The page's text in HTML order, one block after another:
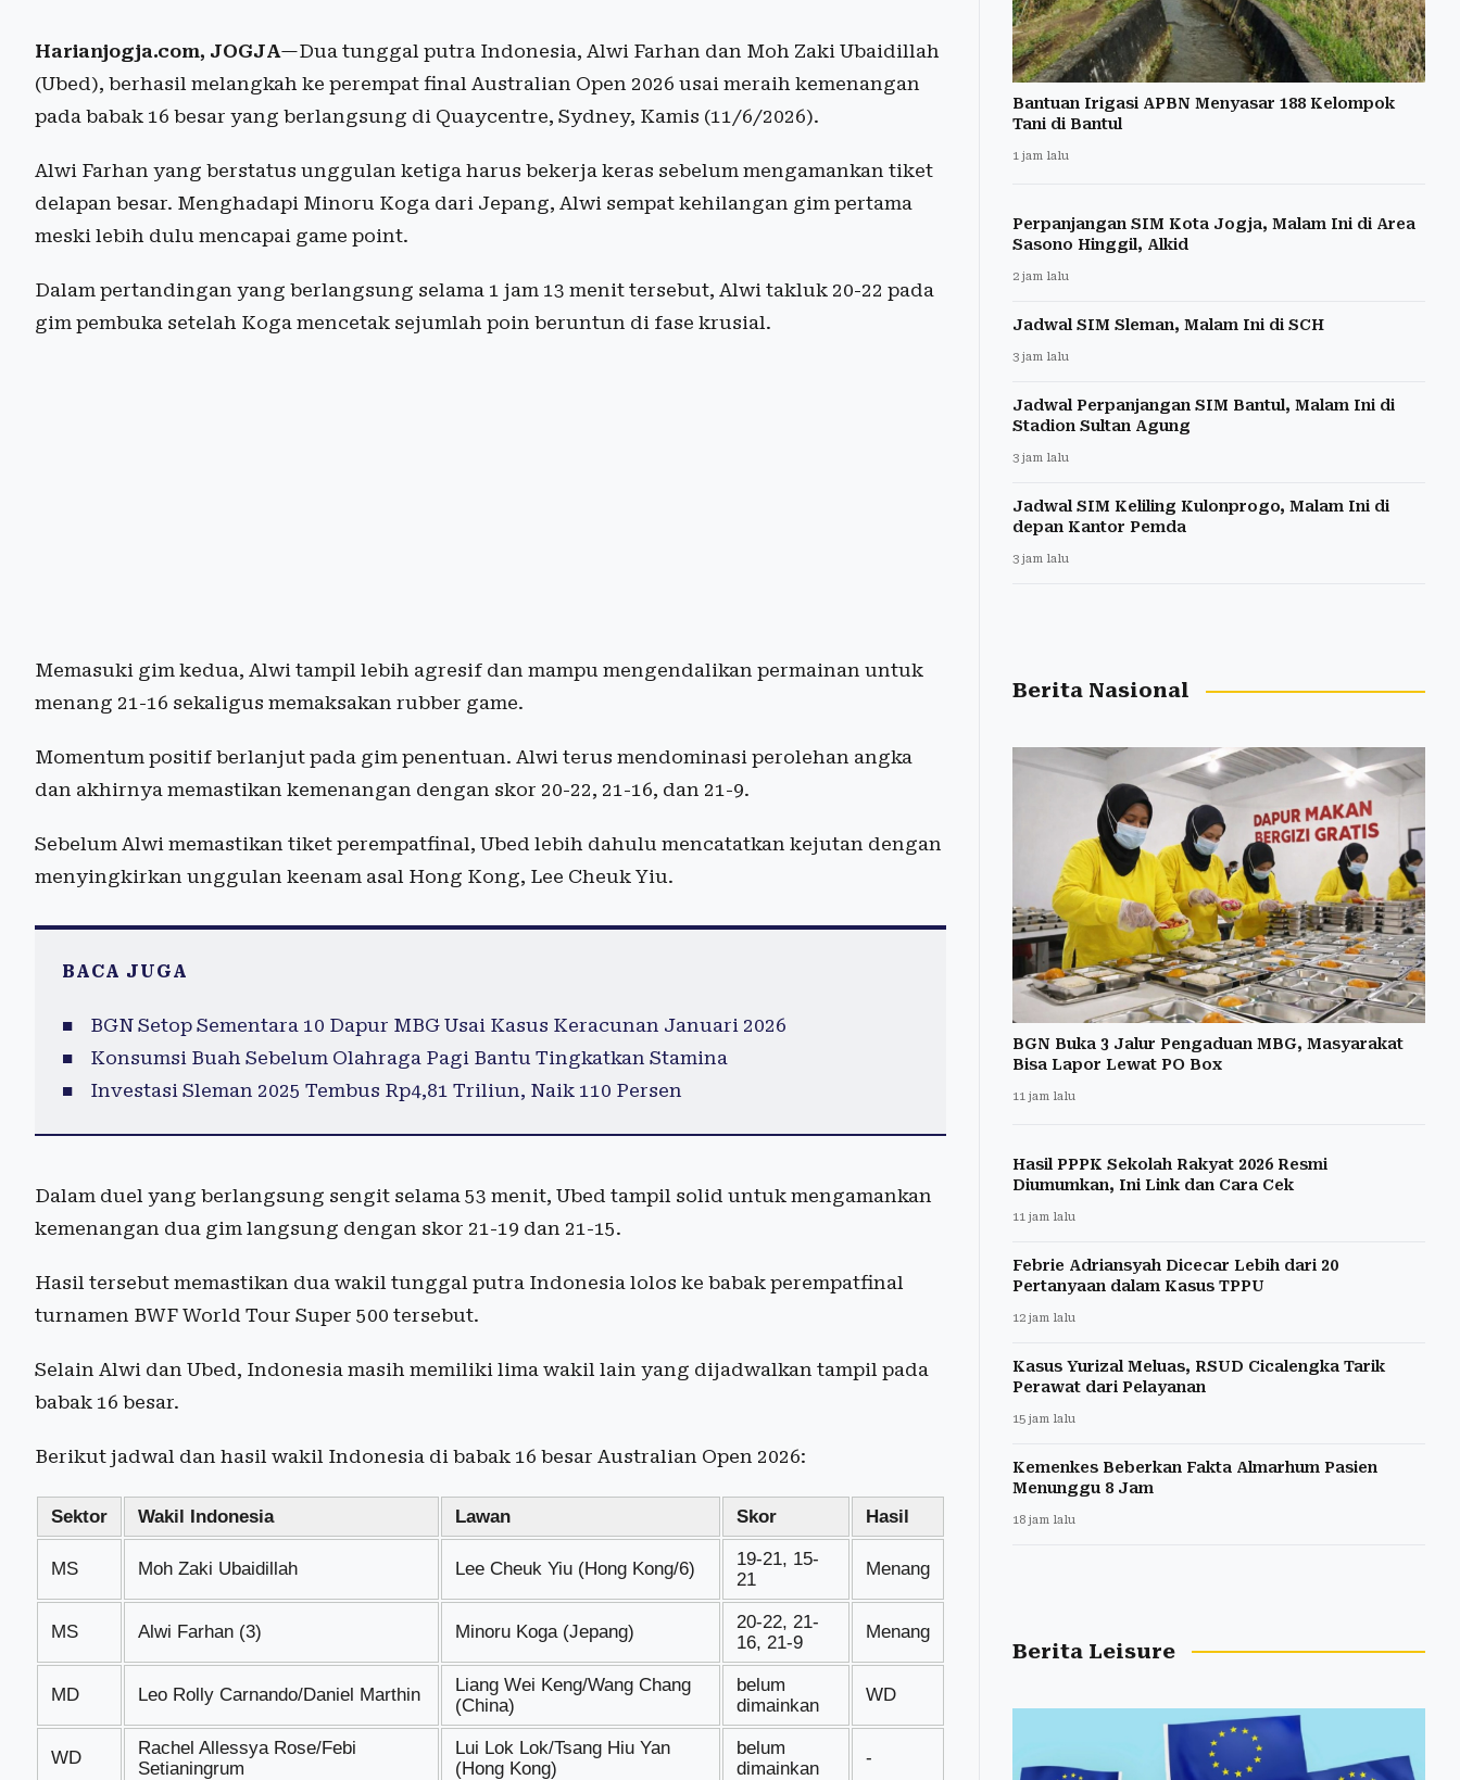
Harianjogja.com, JOGJA—Dua tunggal putra Indonesia, Alwi Farhan dan Moh Zaki Ubaidillah
(Ubed), berhasil melangkah ke perempat final Australian Open 2026 usai meraih kemenangan
pada babak 16 besar yang berlangsung di Quaycentre, Sydney, Kamis (11/6/2026).
Alwi Farhan yang berstatus unggulan ketiga harus bekerja keras sebelum mengamankan tiket
delapan besar. Menghadapi Minoru Koga dari Jepang, Alwi sempat kehilangan gim pertama
meski lebih dulu mencapai game point.
Dalam pertandingan yang berlangsung selama 1 jam 13 menit tersebut, Alwi takluk 20-22 pada
gim pembuka setelah Koga mencetak sejumlah poin beruntun di fase krusial.
Memasuki gim kedua, Alwi tampil lebih agresif dan mampu mengendalikan permainan untuk
menang 21-16 sekaligus memaksakan rubber game.
Momentum positif berlanjut pada gim penentuan. Alwi terus mendominasi perolehan angka
dan akhirnya memastikan kemenangan dengan skor 20-22, 21-16, dan 21-9.
Sebelum Alwi memastikan tiket perempatfinal, Ubed lebih dahulu mencatatkan kejutan dengan
menyingkirkan unggulan keenam asal Hong Kong, Lee Cheuk Yiu.
BACA JUGA
BGN Setop Sementara 10 Dapur MBG Usai Kasus Keracunan Januari 2026
Konsumsi Buah Sebelum Olahraga Pagi Bantu Tingkatkan Stamina
Investasi Sleman 2025 Tembus Rp4,81 Triliun, Naik 110 Persen
Dalam duel yang berlangsung sengit selama 53 menit, Ubed tampil solid untuk mengamankan
kemenangan dua gim langsung dengan skor 21-19 dan 21-15.
Hasil tersebut memastikan dua wakil tunggal putra Indonesia lolos ke babak perempatfinal
turnamen BWF World Tour Super 500 tersebut.
Selain Alwi dan Ubed, Indonesia masih memiliki lima wakil lain yang dijadwalkan tampil pada
babak 16 besar.
Berikut jadwal dan hasil wakil Indonesia di babak 16 besar Australian Open 2026:
Sektor Wakil Indonesia Lawan Skor Hasil
MS Moh Zaki Ubaidillah Lee Cheuk Yiu (Hong Kong/6)
19-21, 15-
21
Menang
MS Alwi Farhan (3) Minoru Koga (Jepang)
20-22, 21-
16, 21-9
Menang
MD Leo Rolly Carnando/Daniel Marthin
Liang Wei Keng/Wang Chang
(China)
belum
dimainkan
WD
WD
Rachel Allessya Rose/Febi
Setianingrum
Lui Lok Lok/Tsang Hiu Yan
(Hong Kong)
belum
dimainkan
-
Bantuan Irigasi APBN Menyasar 188 Kelompok
Tani di Bantul
1 jam lalu
Perpanjangan SIM Kota Jogja, Malam Ini di Area
Sasono Hinggil, Alkid
2 jam lalu
Jadwal SIM Sleman, Malam Ini di SCH
3 jam lalu
Jadwal Perpanjangan SIM Bantul, Malam Ini di
Stadion Sultan Agung
3 jam lalu
Jadwal SIM Keliling Kulonprogo, Malam Ini di
depan Kantor Pemda
3 jam lalu
Berita Nasional
BGN Buka 3 Jalur Pengaduan MBG, Masyarakat
Bisa Lapor Lewat PO Box
11 jam lalu
Hasil PPPK Sekolah Rakyat 2026 Resmi
Diumumkan, Ini Link dan Cara Cek
11 jam lalu
Febrie Adriansyah Dicecar Lebih dari 20
Pertanyaan dalam Kasus TPPU
12 jam lalu
Kasus Yurizal Meluas, RSUD Cicalengka Tarik
Perawat dari Pelayanan
15 jam lalu
Kemenkes Beberkan Fakta Almarhum Pasien
Menunggu 8 Jam
18 jam lalu
Berita Leisure